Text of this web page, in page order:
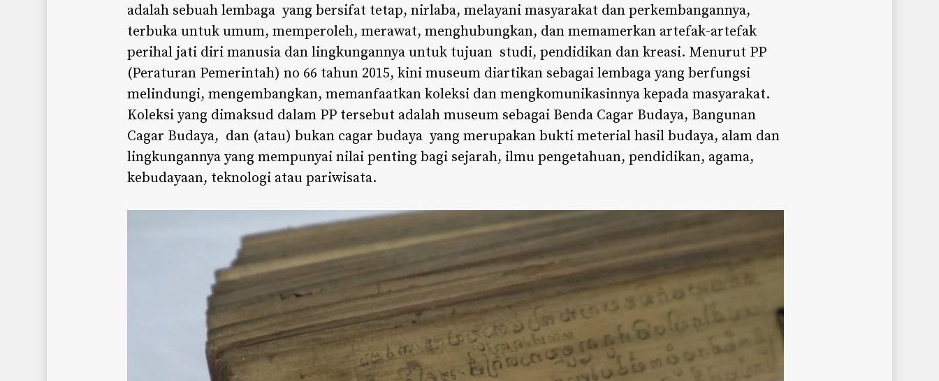
adalah sebuah lembaga yang bersifat tetap, nirlaba, melayani masyarakat dan perkembangannya,
terbuka untuk umum, memperoleh, merawat, menghubungkan, dan memamerkan artefak-artefak
perihal jati diri manusia dan lingkungannya untuk tujuan studi, pendidikan dan kreasi. Menurut PP
(Peraturan Pemerintah) no 66 tahun 2015, kini museum diartikan sebagai lembaga yang berfungsi
melindungi, mengembangkan, memanfaatkan koleksi dan mengkomunikasinnya kepada masyarakat.
Koleksi yang dimaksud dalam PP tersebut adalah museum sebagai Benda Cagar Budaya, Bangunan
Cagar Budaya, dan (atau) bukan cagar budaya yang merupakan bukti meterial hasil budaya, alam dan
lingkungannya yang mempunyai nilai penting bagi sejarah, ilmu pengetahuan, pendidikan, agama,
kebudayaan, teknologi atau pariwisata.